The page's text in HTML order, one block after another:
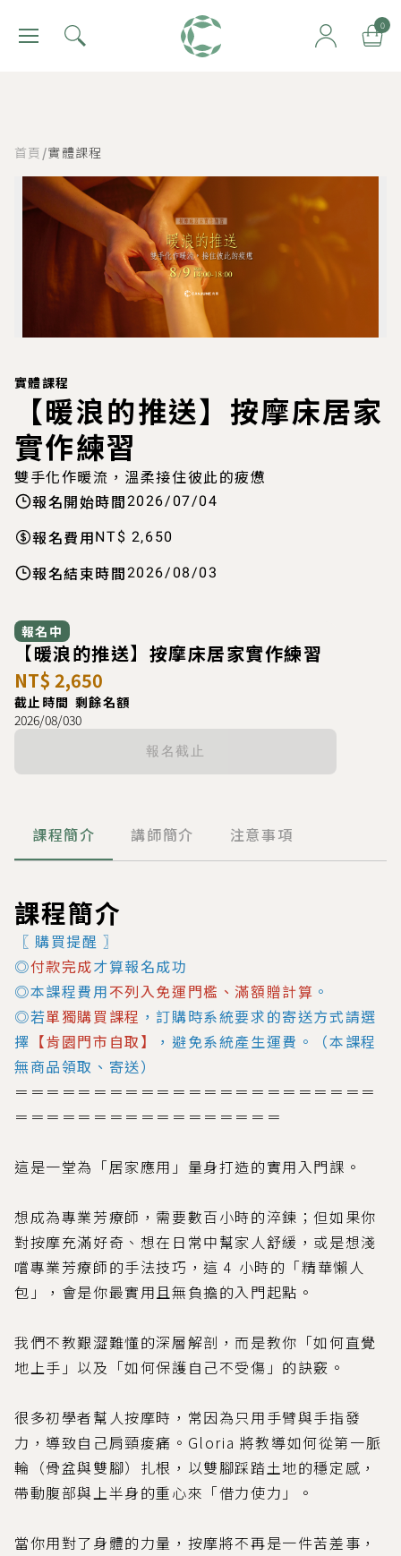
肯園 Canjune 0
首頁 /實體課程
實體課程
【暖浪的推送】按摩床居家
實作練習
雙手化作暖流，溫柔接住彼此的疲憊
報名開始時間2026/07/04
報名費用NT$ 2,650
報名結束時間2026/08/03
報名中
【暖浪的推送】按摩床居家實作練習
NT$ 2,650
截止時間
2026/08/03
剩餘名額
0
報名截止
課程簡介 講師簡介 注意事項
課程簡介
〖 購買提醒 〗
◎付款完成才算報名成功
◎本課程費用不列入免運門檻、滿額贈計算 。
◎若單獨購買課程 ，訂購時系統要求的寄送方式請選
擇 【肯園門市自取】
，避免系統產生運費。（本課程
無商品領取、寄送）
＝＝＝＝＝＝＝＝＝＝＝＝＝＝＝＝＝＝＝＝＝＝＝
＝＝＝＝＝＝＝＝＝＝＝＝＝＝＝＝＝
這是一堂為「居家應用」量身打造的實用入門課。
想成為專業芳療師，需要數百小時的淬鍊；但如果你
對按摩充滿好奇、想在日常中幫家人舒緩，或是想淺
嚐專業芳療師的手法技巧，這 4 小時的「精華懶人
包」，會是你最實用且無負擔的入門起點。
我們不教艱澀難懂的深層解剖，而是教你「如何直覺
地上手」以及「如何保護自己不受傷」的訣竅。
很多初學者幫人按摩時，常因為只用手臂與手指發
力，導致自己肩頸痠痛。Gloria 將教導如何從第一脈
輪（骨盆與雙腳）扎根，以雙腳踩踏土地的穩定感，
帶動腹部與上半身的重心來「借力使力」。
當你用對了身體的力量，按摩將不再是一件苦差事，